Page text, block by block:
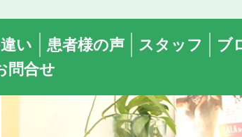
い 患者様の声 スタッフ ブ
問合せ